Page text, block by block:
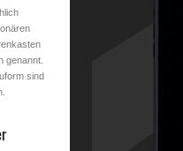
genannt.
sind